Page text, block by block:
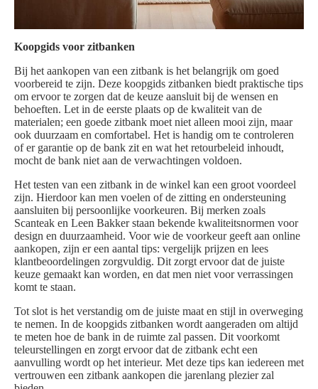
Koopgids voor zitbanken
Bij het aankopen van een zitbank is het belangrijk om goed
voorbereid te zijn. Deze koopgids zitbanken biedt praktische tips
om ervoor te zorgen dat de keuze aansluit bij de wensen en
behoeften. Let in de eerste plaats op de kwaliteit van de
materialen; een goede zitbank moet niet alleen mooi zijn, maar
ook duurzaam en comfortabel. Het is handig om te controleren
of er garantie op de bank zit en wat het retourbeleid inhoudt,
mocht de bank niet aan de verwachtingen voldoen.
Het testen van een zitbank in de winkel kan een groot voordeel
zijn. Hierdoor kan men voelen of de zitting en ondersteuning
aansluiten bij persoonlijke voorkeuren. Bij merken zoals
Scanteak en Leen Bakker staan bekende kwaliteitsnormen voor
design en duurzaamheid. Voor wie de voorkeur geeft aan online
aankopen, zijn er een aantal tips: vergelijk prijzen en lees
klantbeoordelingen zorgvuldig. Dit zorgt ervoor dat de juiste
keuze gemaakt kan worden, en dat men niet voor verrassingen
komt te staan.
Tot slot is het verstandig om de juiste maat en stijl in overweging
te nemen. In de koopgids zitbanken wordt aangeraden om altijd
te meten hoe de bank in de ruimte zal passen. Dit voorkomt
teleurstellingen en zorgt ervoor dat de zitbank echt een
aanvulling wordt op het interieur. Met deze tips kan iedereen met
vertrouwen een zitbank aankopen die jarenlang plezier zal